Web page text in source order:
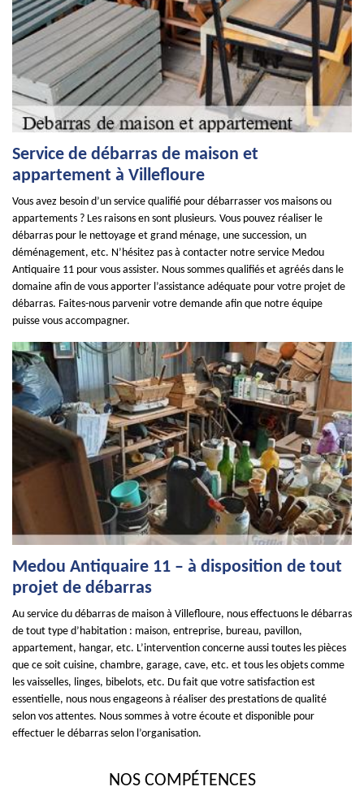
Service de débarras de maison et
appartement à Villefloure
Vous avez besoin d’un service qualifié pour débarrasser vos maisons ou
appartements ? Les raisons en sont plusieurs. Vous pouvez réaliser le
débarras pour le nettoyage et grand ménage, une succession, un
déménagement, etc. N’hésitez pas à contacter notre service Medou
Antiquaire 11 pour vous assister. Nous sommes qualifiés et agréés dans le
domaine afin de vous apporter l’assistance adéquate pour votre projet de
débarras. Faites-nous parvenir votre demande afin que notre équipe
puisse vous accompagner.
Medou Antiquaire 11 – à disposition de tout
projet de débarras
Au service du débarras de maison à Villefloure, nous effectuons le débarras
de tout type d’habitation : maison, entreprise, bureau, pavillon,
appartement, hangar, etc. L’intervention concerne aussi toutes les pièces
que ce soit cuisine, chambre, garage, cave, etc. et tous les objets comme
les vaisselles, linges, bibelots, etc. Du fait que votre satisfaction est
essentielle, nous nous engageons à réaliser des prestations de qualité
selon vos attentes. Nous sommes à votre écoute et disponible pour
effectuer le débarras selon l’organisation.
NOS COMPÉTENCES